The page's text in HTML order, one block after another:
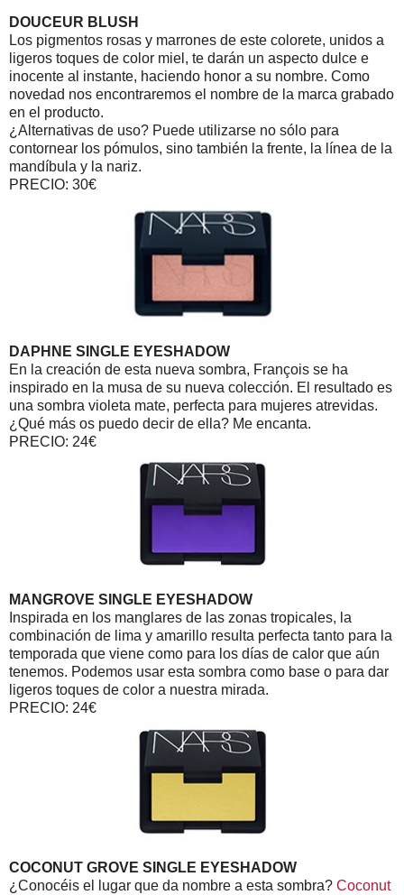
DOUCEUR BLUSH
Los pigmentos rosas y marrones de este colorete, unidos a
ligeros toques de color miel, te darán un aspecto dulce e
inocente al instante, haciendo honor a su nombre. Como
novedad nos encontraremos el nombre de la marca grabado
en el producto.
¿Alternativas de uso? Puede utilizarse no sólo para
contornear los pómulos, sino también la frente, la línea de la
mandíbula y la nariz.
PRECIO: 30€
DAPHNE SINGLE EYESHADOW
En la creación de esta nueva sombra, François se ha
inspirado en la musa de su nueva colección. El resultado es
una sombra violeta mate, perfecta para mujeres atrevidas.
¿Qué más os puedo decir de ella? Me encanta.
PRECIO: 24€
MANGROVE SINGLE EYESHADOW
Inspirada en los manglares de las zonas tropicales, la
combinación de lima y amarillo resulta perfecta tanto para la
temporada que viene como para los días de calor que aún
tenemos. Podemos usar esta sombra como base o para dar
ligeros toques de color a nuestra mirada.
PRECIO: 24€
COCONUT GROVE SINGLE EYESHADOW
¿Conocéis el lugar que da nombre a esta sombra? Coconut